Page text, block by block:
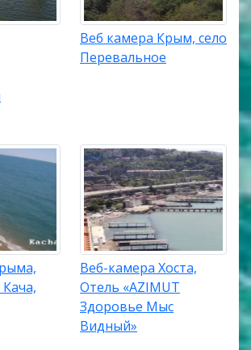
Веб камера Крым, село
Перевальное
Веб-камера Хоста,
Отель «AZIMUT
Здоровье Мыс
Видный»